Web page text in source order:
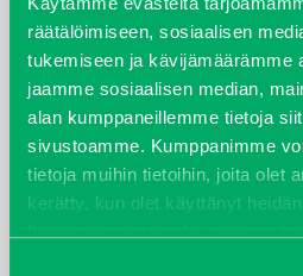
räätälöimiseen, sosiaalisen
tukemiseen ja kävijämäärämme
jaamme sosiaalisen median,
alan kumppaneillemme tietoja
sivustoamme. Kumppanimme
tietoja muihin tietoihin, joita olet
kerätty, kun olet käyttänyt
ARKISTOT
maaliskuu 2026
elokuu 2024
syyskuu 2023